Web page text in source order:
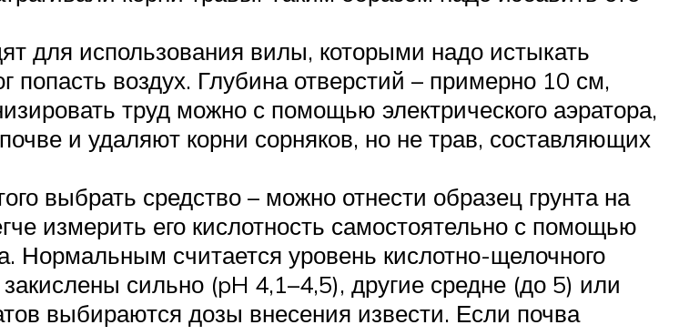
для использования вилы, которыми надо истыкать
попасть воздух. Глубина отверстий – примерно 10 см,
труд можно с помощью электрического аэратора,
и удаляют корни сорняков, но не трав, составляющих
выбрать средство – можно отнести образец грунта на
измерить его кислотность самостоятельно с помощью
Нормальным считается уровень кислотно-щелочного
сильно (pH 4,1–4,5), другие средне (до 5) или
выбираются дозы внесения извести. Если почва